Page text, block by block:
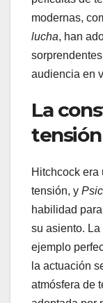
modernas,
lucha, han
audiencia en
La
tensión
Hitchcock era
tensión, y
habilidad
su asiento.
ejemplo
la actuación
atmósfera de